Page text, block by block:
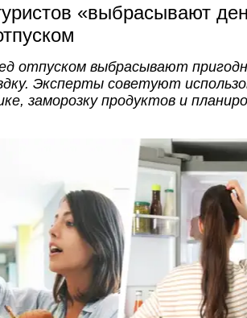
«выбрасывают
отпуском выбрасывают
Эксперты советуют
заморозку продуктов и